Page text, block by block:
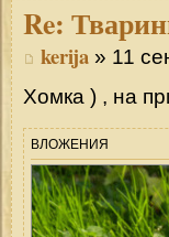
Re:
kerija » 11
Хомка ) , на
ВЛОЖЕНИЯ